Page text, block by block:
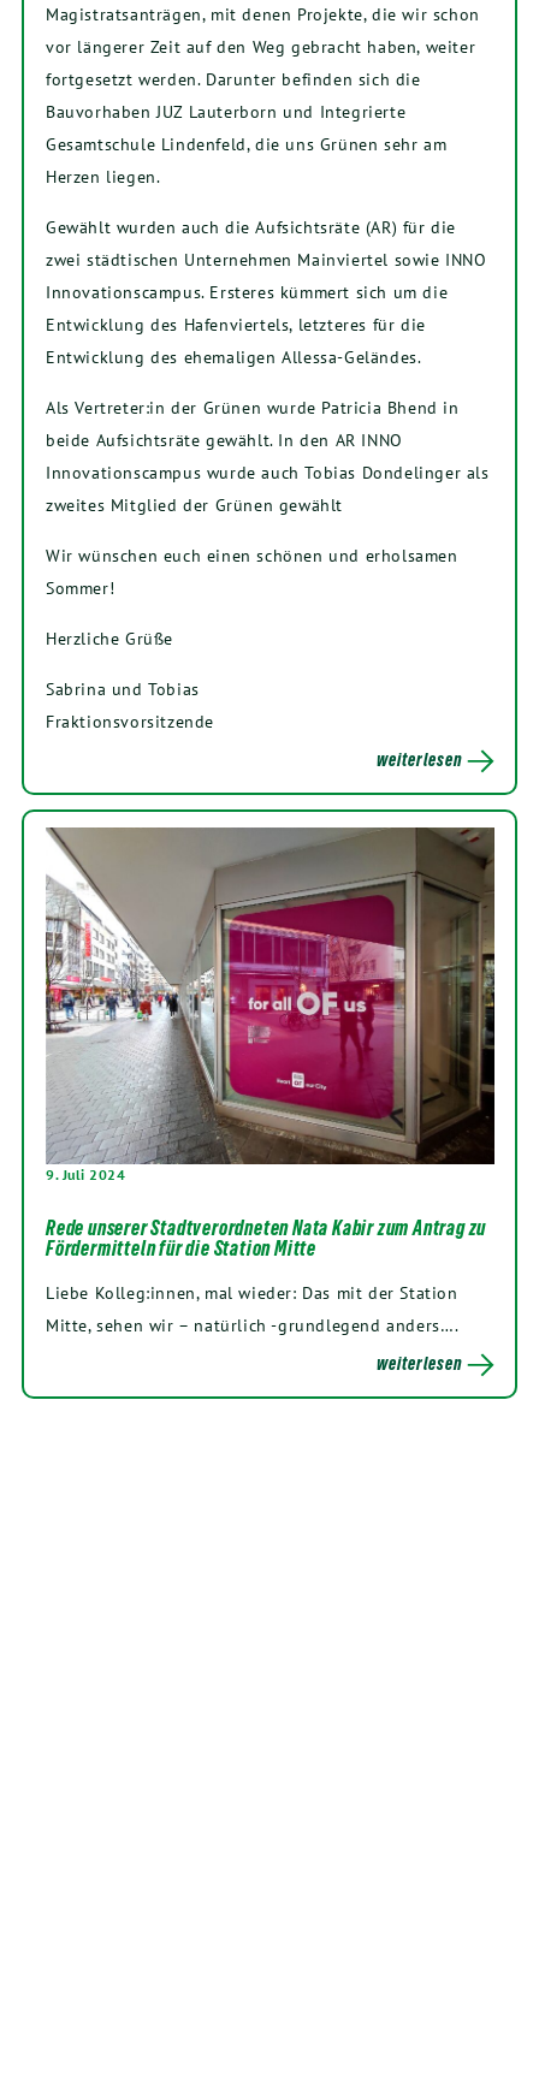
Magistratsanträgen, mit denen Projekte, die wir schon
vor längerer Zeit auf den Weg gebracht haben, weiter
fortgesetzt werden. Darunter befinden sich die
Bauvorhaben JUZ Lauterborn und Integrierte
Gesamtschule Lindenfeld, die uns Grünen sehr am
Herzen liegen.
Gewählt wurden auch die Aufsichtsräte (AR) für die
zwei städtischen Unternehmen Mainviertel sowie INNO
Innovationscampus. Ersteres kümmert sich um die
Entwicklung des Hafenviertels, letzteres für die
Entwicklung des ehemaligen Allessa-Geländes.
Als Vertreter:in der Grünen wurde Patricia Bhend in
beide Aufsichtsräte gewählt. In den AR INNO
Innovationscampus wurde auch Tobias Dondelinger als
zweites Mitglied der Grünen gewählt
Wir wünschen euch einen schönen und erholsamen
Sommer!
Herzliche Grüße
Sabrina und Tobias
Fraktionsvorsitzende
weiterlesen
9. Juli 2024
Rede unserer Stadtverordneten Nata Kabir zum Antrag zu
Fördermitteln für die Station Mitte
Liebe Kolleg:innen, mal wieder: Das mit der Station
Mitte, sehen wir – natürlich -grundlegend anders….
weiterlesen